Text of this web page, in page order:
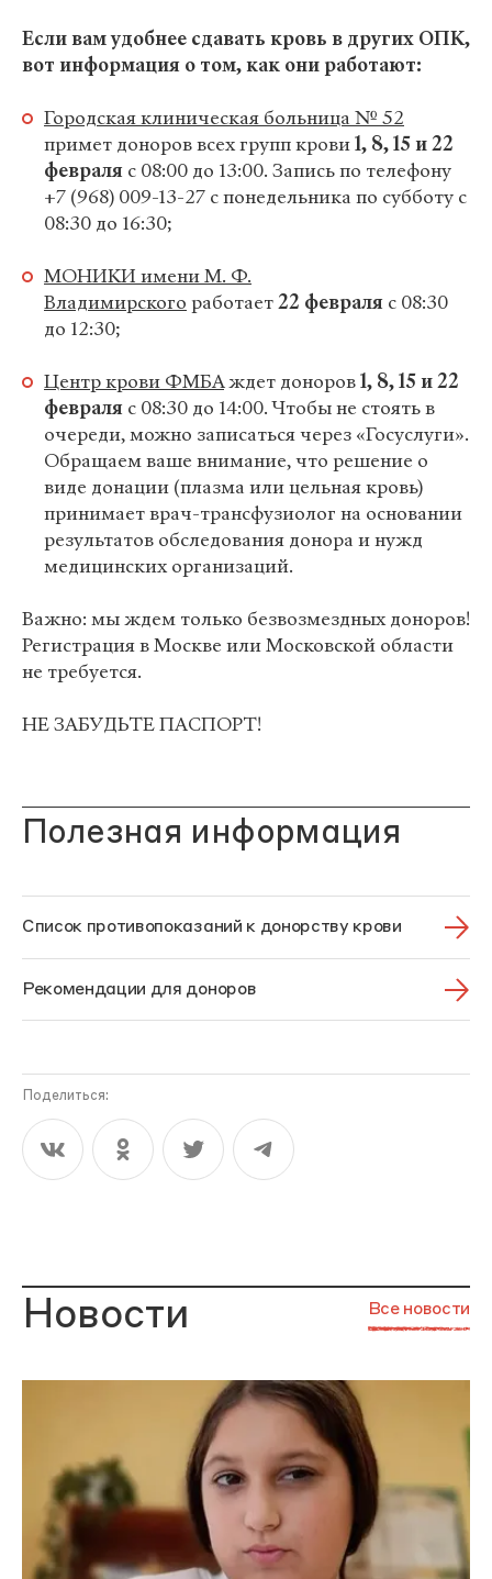
Если вам удобнее сдавать кровь в других ОПК,
вот информация о том, как они работают:
Городская клиническая больница № 52
примет доноров всех групп крови1, 8, 15 и 22
февраля с 08:00 до 13:00. Запись по телефону
+7 (968) 009-13-27 с понедельника по субботу с
08:30 до 16:30;
МОНИКИ имени М. Ф.
Владимирского работает22 февраля с 08:30
до 12:30;
Центр крови ФМБАждет доноров1, 8, 15 и 22
февраля с 08:30 до 14:00. Чтобы не стоять в
очереди, можно записаться через «Госуслуги».
Обращаем ваше внимание, что решение о
виде донации (плазма или цельная кровь)
принимает врач-трансфузиолог на основании
результатов обследования донора и нужд
медицинских организаций.
Важно: мы ждем только безвозмездных доноров!
Регистрация в Москве или Московской области
не требуется.
НЕ ЗАБУДЬТЕ ПАСПОРТ!
Полезная информация
Список противопоказаний к донорству крови
Рекомендации для доноров
Поделиться:
Новости Все новости